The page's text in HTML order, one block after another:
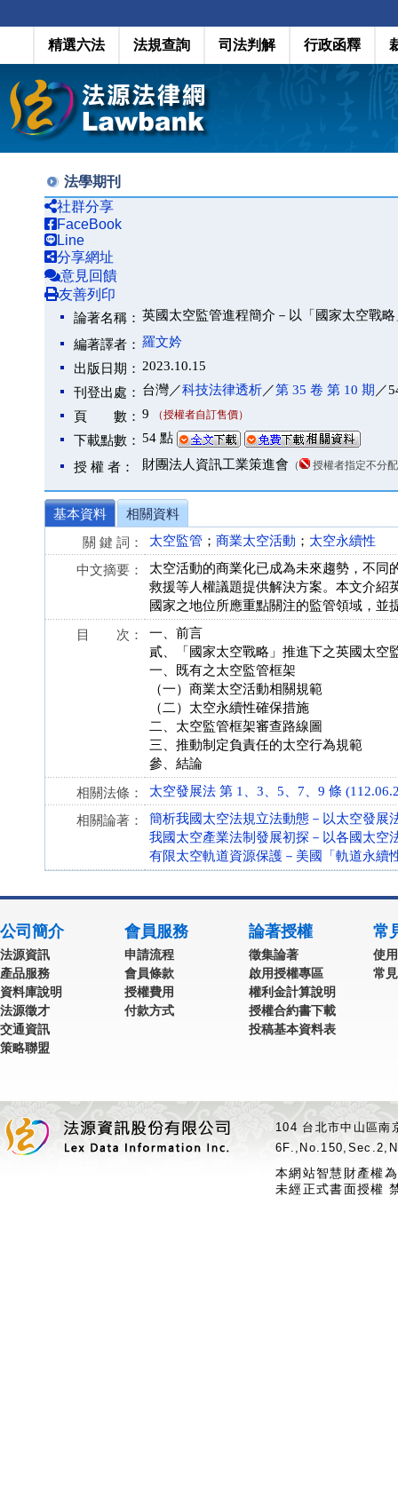
精選六法 法規查詢 司法判解 行政函釋
法學期刊
社群分享
FaceBook
Line
分享網址
意見回饋
友善列印
論著名稱： 英國太空監管進程簡介－以「國家太空戰
編著譯者： 羅文妗
出版日期： 2023.10.15
刊登出處： 台灣／科技法律透析／第 35 卷 第 10 期 ／
頁 數： 9 （授權者自訂售價）
下載點數： 54 點
授 權 者： 財團法人資訊工業策進會 （ 授權者指定不分
基本資料
相關資料
關 鍵 詞：
太空監管 ； 商業太空活動 ； 太空永續性
中文摘要：
太空活動的商業化已成為未來趨勢，不同
救援等人權議題提供解決方案。本文介紹
國家之地位所應重點關注的監管領域，
目 次：
一、前言
貳、「國家太空戰略」推進下之英國太空
一、既有之太空監管框架
（一）商業太空活動相關規範
（二）太空永續性確保措施
二、太空監管框架審查路線圖
三、推動制定負責任的太空行為規範
參、結論
相關法條： 太空發展法 第 1、3、5、7、9 條
相關論著：
簡析我國太空法規立法動態－以太空發展
我國太空產業法制發展初探－以各國太空
有限太空軌道資源保護－美國「軌道永續
公司簡介
法源資訊
產品服務
資料庫說明
法源徵才
交通資訊
策略聯盟
會員服務
申請流程
會員條款
授權費用
付款方式
論著授權
徵集論著
啟用授權專區
權利金計算說明
授權合約書下載
投稿基本資料表
常
使
常
104 台北市中山區
本網站智慧財產權
未經正式書面授權